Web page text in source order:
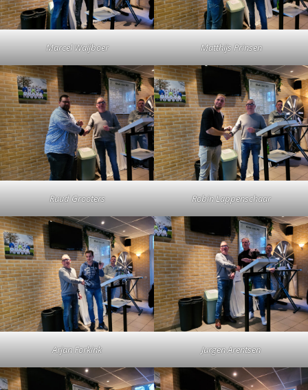
Marcel Waijboer Matthijs Prinsen
Ruud Grooters Robin Lappenschaar
Arjan Forkink Jurgen Arentsen